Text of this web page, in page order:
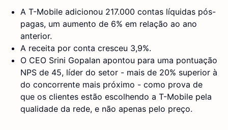
A T-Mobile adicionou 217.000 contas líquidas pós-
pagas, um aumento de 6% em relação ao ano
anterior.
A receita por conta cresceu 3,9%.
O CEO Srini Gopalan apontou para uma pontuação
NPS de 45, líder do setor - mais de 20% superior à
do concorrente mais próximo - como prova de
que os clientes estão escolhendo a T-Mobile pela
qualidade da rede, e não apenas pelo preço.